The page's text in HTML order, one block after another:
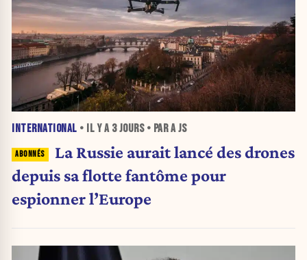
INTERNATIONAL • IL Y A 3 JOURS• PAR A JS
La Russie aurait lancé des drones
depuis sa flotte fantôme pour
espionner l’Europe